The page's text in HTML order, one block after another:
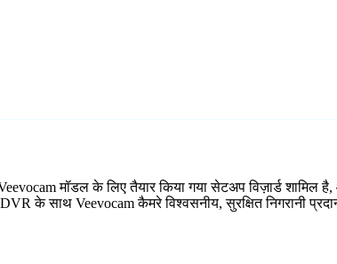
मॉडल के लिए तैयार किया गया सेटअप विज़ार्ड शामिल
के साथ Veevocam कैमरे विश्वसनीय, सुरक्षित निगरानी